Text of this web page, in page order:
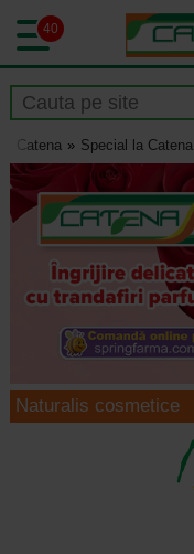
40
Catena Special la Catena
Naturalis cosmetice